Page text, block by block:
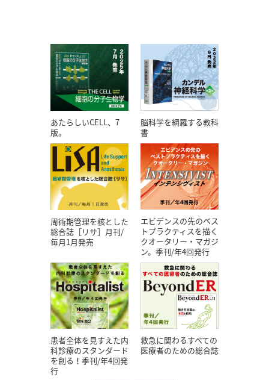
あたらしいCELL、7
版。
脳科学を網羅する教科
書
周術期管理を核とした
総合誌［リサ］月刊/
毎月1月発売
エビデンスの先のベス
トプラクティスを描く
クオータリー・マガジ
ン。季刊/年4回発行
患者全体を見すえた内
科診療のスタンダード
を創る！季刊/年4回発
行
救急に関わるすべての
医療者のための総合誌